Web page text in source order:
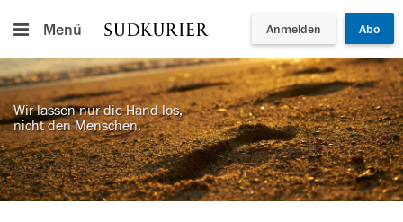
Menü Anmelden Abo
Wir lassen nur die Hand los,
nicht den Menschen.